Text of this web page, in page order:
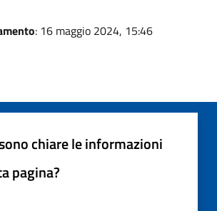
: 16 maggio 2024, 15:46
chiare le informazioni
pagina?